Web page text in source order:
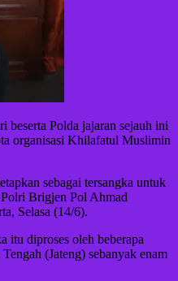
beserta Polda jajaran sejauh ini
organisasi Khilafatul Muslimin
sebagai tersangka untuk
Brigjen Pol Ahmad
Selasa (14/6).
itu diproses oleh beberapa
(Jateng) sebanyak enam